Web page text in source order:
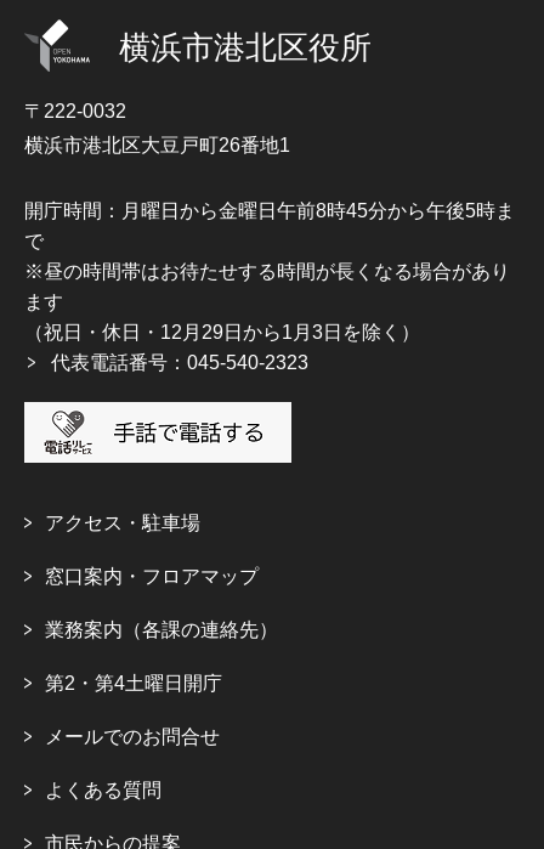
横浜市港北区役所
〒222-0032
横浜市港北区大豆戸町26番地1
開庁時間：月曜日から金曜日午前8時45分から午後5時ま
で
※昼の時間帯はお待たせする時間が長くなる場合があり
ます
（祝日・休日・12月29日から1月3日を除く）
代表電話番号：045-540-2323
アクセス・駐車場
窓口案内・フロアマップ
業務案内（各課の連絡先）
第2・第4土曜日開庁
メールでのお問合せ
よくある質問
市民からの提案